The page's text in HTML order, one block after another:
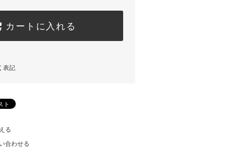
カートに入れる
表記
る
合わせる